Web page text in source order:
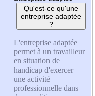
Qu'est-ce qu'une
entreprise adaptée
?
L'entreprise adaptée
permet à un travailleur
en situation de
handicap d'exercer
une activité
professionnelle dans